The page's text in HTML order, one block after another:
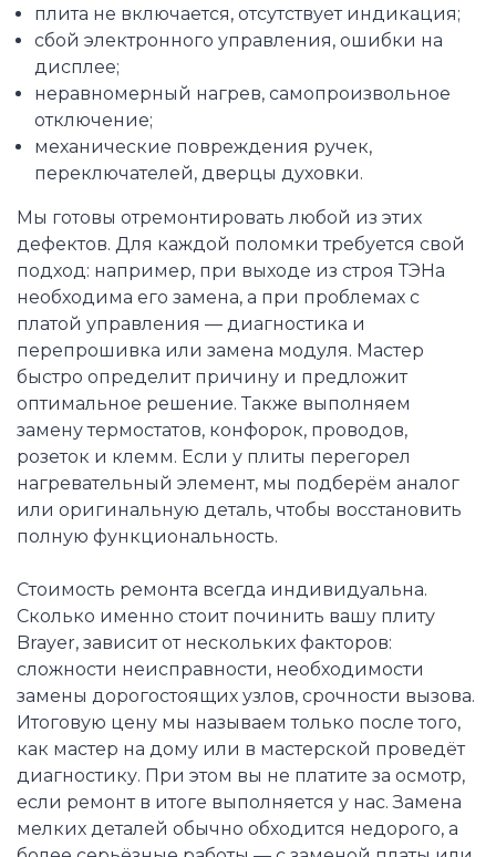
плита не включается, отсутствует индикация;
сбой электронного управления, ошибки на
дисплее;
неравномерный нагрев, самопроизвольное
отключение;
механические повреждения ручек,
переключателей, дверцы духовки.
Мы готовы отремонтировать любой из этих
дефектов. Для каждой поломки требуется свой
подход: например, при выходе из строя ТЭНа
необходима его замена, а при проблемах с
платой управления — диагностика и
перепрошивка или замена модуля. Мастер
быстро определит причину и предложит
оптимальное решение. Также выполняем
замену термостатов, конфорок, проводов,
розеток и клемм. Если у плиты перегорел
нагревательный элемент, мы подберём аналог
или оригинальную деталь, чтобы восстановить
полную функциональность.
Стоимость ремонта всегда индивидуальна.
Сколько именно стоит починить вашу плиту
Brayer, зависит от нескольких факторов:
сложности неисправности, необходимости
замены дорогостоящих узлов, срочности вызова.
Итоговую цену мы называем только после того,
как мастер на дому или в мастерской проведёт
диагностику. При этом вы не платите за осмотр,
если ремонт в итоге выполняется у нас. Замена
мелких деталей обычно обходится недорого, а